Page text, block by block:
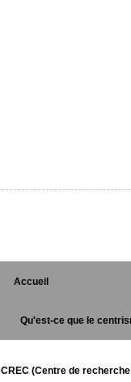
Accueil
Qu'est-ce que le
CREC (Centre de